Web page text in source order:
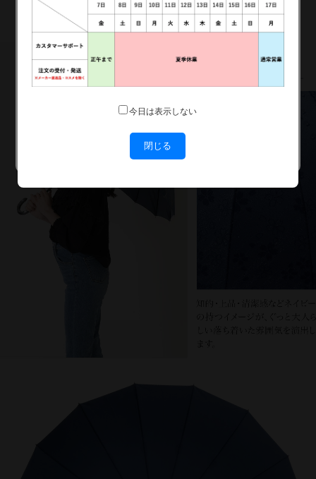
ント、さらにお買い物金額の6％還元、3,800円以上の購
のチャンスを活用して、賢くお買い物を楽しみましょ
う！
キャンペーンを見に行く
今日は表示させない
今日は表示しない
閉じる